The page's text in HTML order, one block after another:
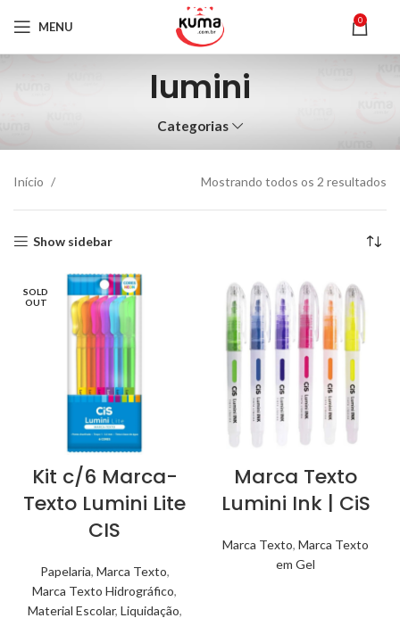
MENU 0
lumini
Categorias
Início Mostrando todos os 2 resultados
Show sidebar
SOLD
OUT
Kit c/6 Marca-
Texto Lumini Lite
CIS
Papelaria, Marca Texto,
Marca Texto Hidrográfico,
Material Escolar, Liquidação,
Marca Texto
Lumini Ink | CiS
Marca Texto, Marca Texto
em Gel